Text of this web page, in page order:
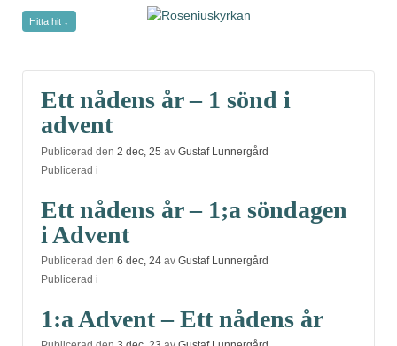
Hitta hit ↓
Ett nådens år – 1 sönd i
advent
Publicerad den 2 dec, 25 av Gustaf Lunnergård
Publicerad i
Ett nådens år – 1;a söndagen
i Advent
Publicerad den 6 dec, 24 av Gustaf Lunnergård
Publicerad i
1:a Advent – Ett nådens år